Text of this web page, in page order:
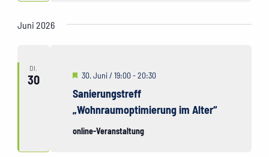
Juni 2026
DI.
30
Sanierungstreff
„Wohnraumoptimierung im Alter“
Hervorgehoben
30. Juni / 19:00-20:30
online-Veranstaltung